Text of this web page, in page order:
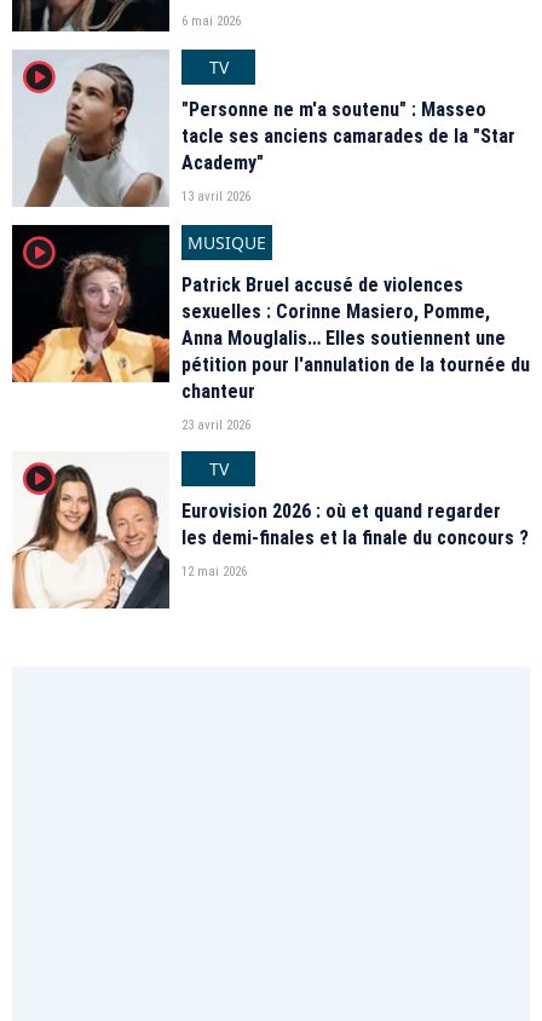
6 mai 2026
player2
TV
"Personne ne m'a soutenu" : Masseo
tacle ses anciens camarades de la "Star
Academy"
13 avril 2026
player2
MUSIQUE
Patrick Bruel accusé de violences
sexuelles : Corinne Masiero, Pomme,
Anna Mouglalis… Elles soutiennent une
pétition pour l'annulation de la tournée du
chanteur
23 avril 2026
player2
TV
Eurovision 2026 : où et quand regarder
les demi-finales et la finale du concours ?
12 mai 2026